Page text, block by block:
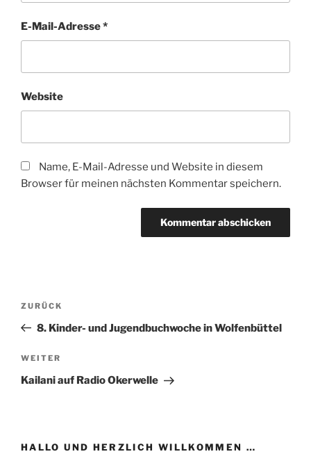
E-Mail-Adresse*
Website
Name, E-Mail-Adresse und Website in diesem
Browser für meinen nächsten Kommentar speichern.
Beitragsnavigation
Vorheriger
Beitrag
ZURÜCK
8. Kinder- und Jugendbuchwoche in Wolfenbüttel
Nächster
Beitrag
WEITER
Kailani auf Radio Okerwelle
HALLO UND HERZLICH WILLKOMMEN …